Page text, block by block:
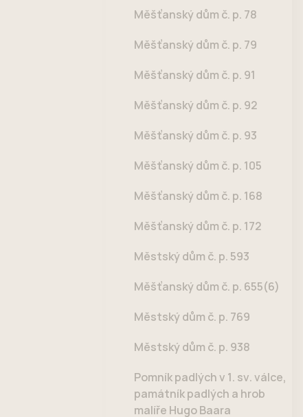
Měšťanský dům č. p. 78
Měšťanský dům č. p. 79
Měšťanský dům č. p. 91
Měšťanský dům č. p. 92
Měšťanský dům č. p. 93
Měšťanský dům č. p. 105
Měšťanský dům č. p. 168
Měšťanský dům č. p. 172
Městský dům č. p. 593
Měšťanský dům č. p. 655(6)
Městský dům č. p. 769
Městský dům č. p. 938
Pomník padlých v 1. sv. válce,
památník padlých a hrob
malíře Hugo Baara